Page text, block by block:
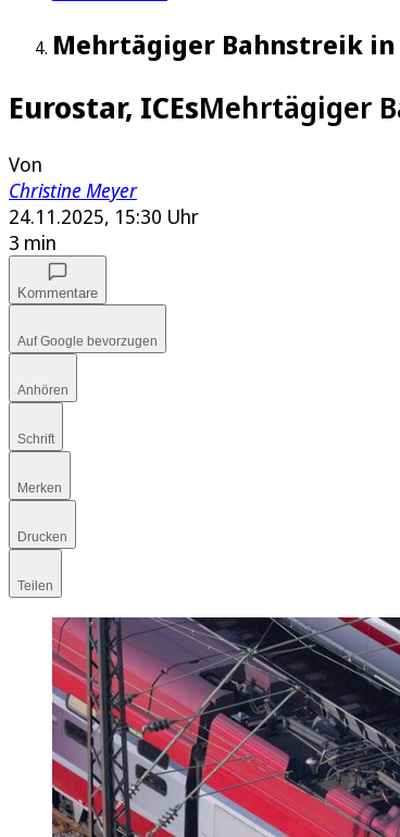
Mehrtägiger Bahnstreik
Eurostar, ICEsMehrtägiger
Von
Christine Meyer
24.11.2025, 15:30 Uhr
3 min
Kommentare
Auf Google bevorzugen
Anhören
Schrift
Merken
Drucken
Teilen